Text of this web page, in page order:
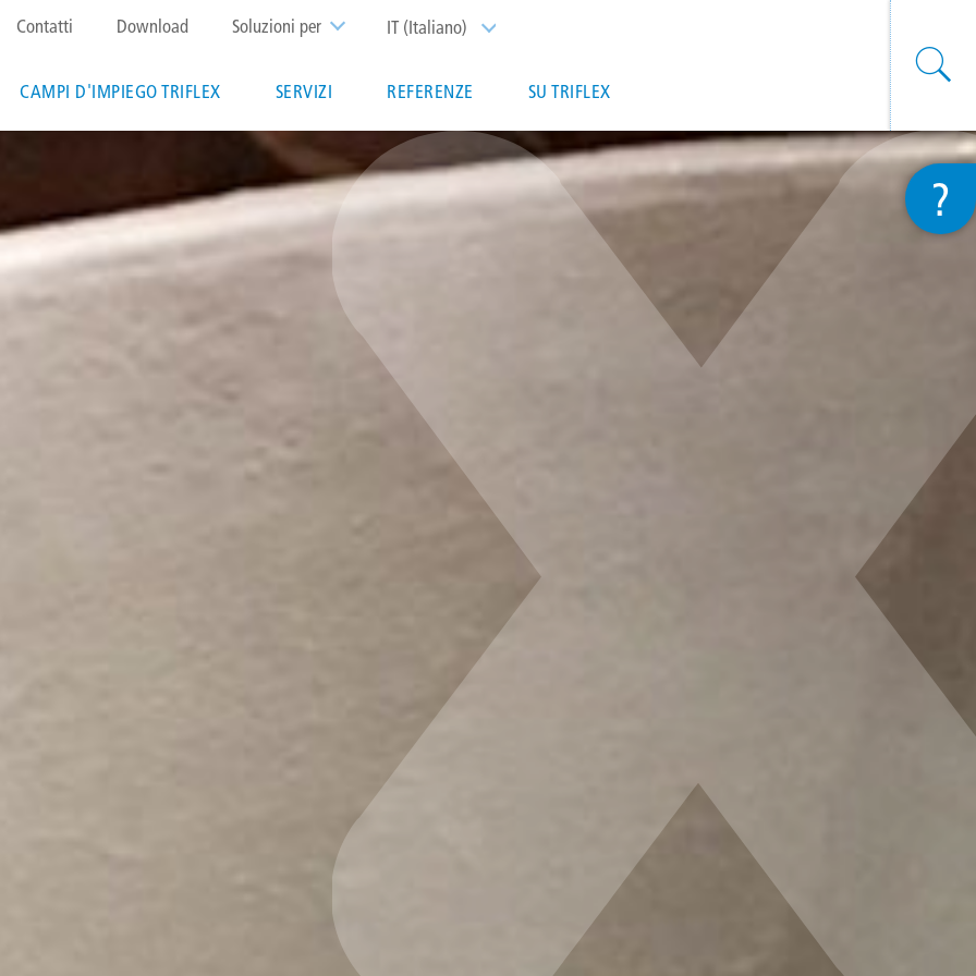
IT (Italiano) List additional actions
Soluzioni per
Top
menu
Contatti Download
CAMPI D'IMPIEGO TRIFLEX SERVIZI REFERENZE SU TRIFLEX
?